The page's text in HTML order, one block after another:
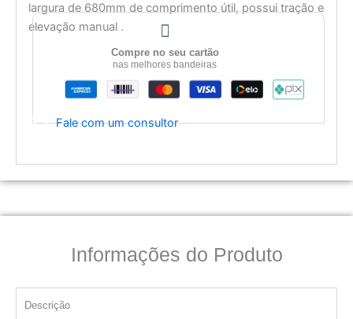
largura de 680mm de comprimento útil, possui tração e
elevação manual .
Compre no seu cartão
nas melhores bandeiras
Fale com um consultor
Informações do Produto
Descrição